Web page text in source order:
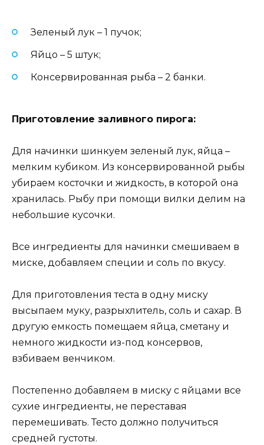
Зеленый лук – 1 пучок;
Яйцо – 5 штук;
Консервированная рыба – 2 банки.
Приготовление заливного пирога:
Для начинки шинкуем зеленый лук, яйца –
мелким кубиком. Из консервированной рыбы
убираем косточки и жидкость, в которой она
хранилась. Рыбу при помощи вилки делим на
небольшие кусочки.
Все ингредиенты для начинки смешиваем в
миске, добавляем специи и соль по вкусу.
Для приготовления теста в одну миску
высыпаем муку, разрыхлитель, соль и сахар. В
другую емкость помещаем яйца, сметану и
немного жидкости из-под консервов,
взбиваем венчиком.
Постепенно добавляем в миску с яйцами все
сухие ингредиенты, не переставая
перемешивать. Тесто должно получиться
средней густоты.